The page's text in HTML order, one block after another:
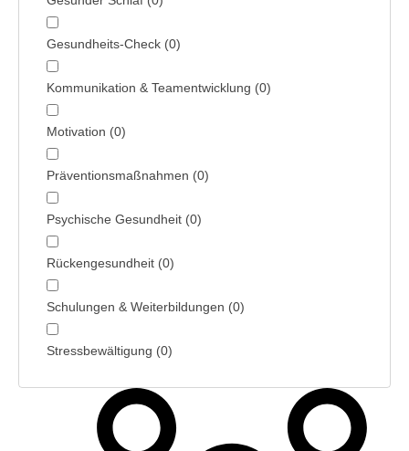
Gesundheits-Check (0)
Kommunikation & Team­entwicklung (0)
Motivation (0)
Präventions­maßnahmen (0)
Psychische Gesundheit (0)
Rückengesundheit (0)
Schulungen & Weiterbildungen (0)
Stress­bewältigung (0)